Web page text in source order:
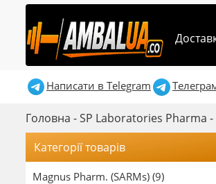
Написати в Telegram
Головна -SP Laboratories Pharma -
Категорії товарів
Magnus Pharm. (SARMs) (9)